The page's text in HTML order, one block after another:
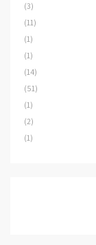
(3)
(11)
(1)
(1)
(14)
(51)
(1)
(2)
(1)